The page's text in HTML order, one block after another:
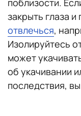
закрыть глаза
отвлечься,
Изолируйтесь
может
об укачивании
последствия,